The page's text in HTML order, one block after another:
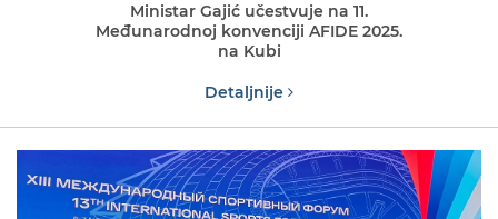
Ministar Gajić učestvuje na 11.
Međunarodnoj konvenciji AFIDE 2025.
na Kubi
Detaljnije